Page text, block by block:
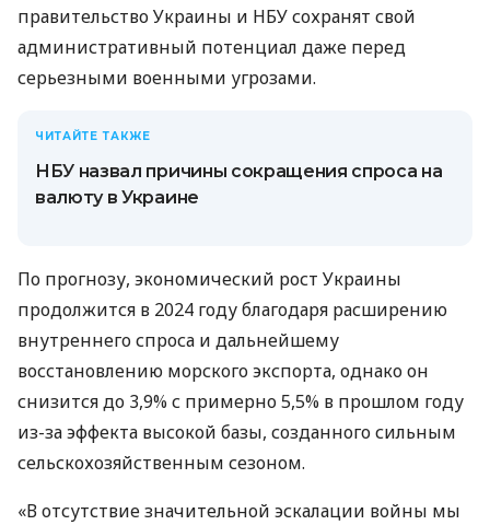
правительство Украины и НБУ сохранят свой
административный потенциал даже перед
серьезными военными угрозами.
ЧИТАЙТЕ ТАКЖЕ
НБУ назвал причины сокращения спроса на
валюту в Украине
По прогнозу, экономический рост Украины
продолжится в 2024 году благодаря расширению
внутреннего спроса и дальнейшему
восстановлению морского экспорта, однако он
снизится до 3,9% с примерно 5,5% в прошлом году
из-за эффекта высокой базы, созданного сильным
сельскохозяйственным сезоном.
«В отсутствие значительной эскалации войны мы